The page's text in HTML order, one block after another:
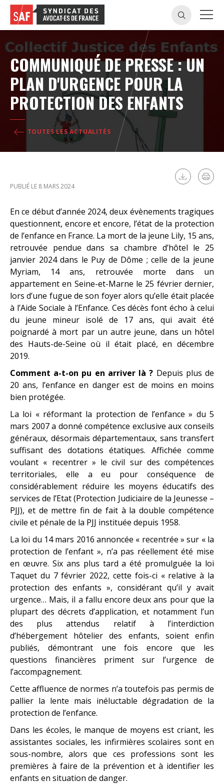
COMMUNIQUÉ DE PRESSE : UN
PLAN D'URGENCE POUR LA
PROTECTION DES ENFANTS
TOUTES LES ACTUALITÉS
PUBLIÉ LE 8 MARS 2024
En ce début d’année 2024, deux évènements tragiques
questionnent, encore et encore, l’état de la protection
de l’enfance en France. La mort de la jeune Lily, 15 ans,
retrouvée pendue dans sa chambre d’hôtel le 25
janvier 2024 dans le Puy de Dôme ; celle de la jeune
Myriam, 14 ans, retrouvée morte dans un
appartement en Seine-et-Marne le 25 février dernier,
lors d’une fugue de son foyer alors qu’elle était placée
à l’Aide Sociale à l’Enfance. Ces décès font écho à celui
du jeune mineur isolé de 17 ans, qui avait été
poignardé à mort par un autre jeune, dans un hôtel
des Hauts-de-Seine où il était placé, en décembre
2019.
Comment a-t-on pu en arriver là ? Depuis plus de
20 ans, l’enfance en danger est de moins en moins
bien protégée.
La loi « réformant la protection de l’enfance » du 5
mars 2007 a donné compétence exclusive aux conseils
généraux, désormais départementaux, sans transfert
suffisant des dotations étatiques. Affichée comme
voulant « recentrer » le civil sur des compétences
territoriales, elle a eu pour conséquence de
considérablement réduire les moyens éducatifs des
services de l’Etat (Protection Judiciaire de la Jeunesse –
PJJ), et de mettre fin de fait à la double compétence
civile et pénale de la PJJ instituée depuis 1958.
La loi du 14 mars 2016 annoncée « recentrée » sur « la
protection de l’enfant », n’a pas réellement été mise
en œuvre. Six ans plus tard a été promulguée la loi
Taquet du 7 février 2022, cette fois-ci « relative à la
protection des enfants », considérant qu’il y avait
urgence… Mais, il a fallu encore deux ans pour que la
plupart des décrets d’application, et notamment l’un
des plus attendus relatif à l’interdiction
d’hébergement hôtelier des enfants, soient enfin
publiés, démontrant une fois encore que les
questions financières priment sur l’urgence de
l’accompagnement.
Cette affluence de normes n’a toutefois pas permis de
pallier la lente mais inéluctable dégradation de la
protection de l’enfance.
Dans les écoles, le manque de moyens est criant, les
assistantes sociales, les infirmières scolaires sont en
sous-nombre, alors que ces professions sont les
premières à faire de la prévention et à identifier les
enfants en situation de danger.